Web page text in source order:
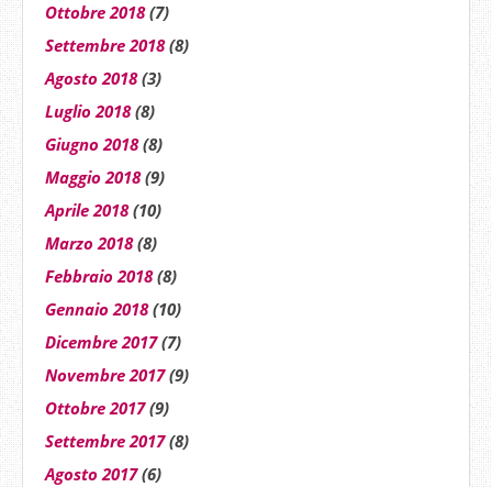
Ottobre 2018(7)
Settembre 2018(8)
Agosto 2018(3)
Luglio 2018(8)
Giugno 2018(8)
Maggio 2018(9)
Aprile 2018(10)
Marzo 2018(8)
Febbraio 2018(8)
Gennaio 2018(10)
Dicembre 2017(7)
Novembre 2017(9)
Ottobre 2017(9)
Settembre 2017(8)
Agosto 2017(6)